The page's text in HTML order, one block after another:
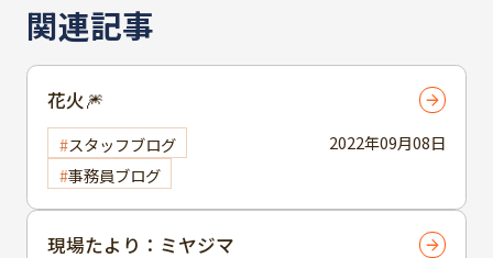
関連記事
2022年09月08日
花火🎆
スタッフブログ
事務員ブログ
現場たより：ミヤジマ